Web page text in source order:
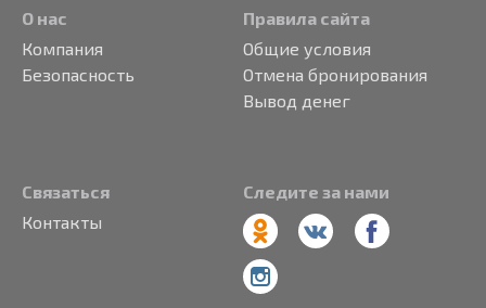
О нас
Компания
Безопасность
Правила сайта
Общие условия
Отмена бронирования
Вывод денег
Связаться
Контакты
Следите за нами